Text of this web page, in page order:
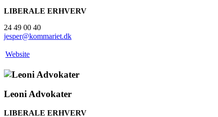
LIBERALE ERHVERV
24 49 00 40
jesper@kommariet.dk
Website
Leoni Advokater
LIBERALE ERHVERV